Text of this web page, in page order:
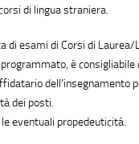
di lingua straniera.
di esami di Corsi di
è
dell'insegnamento
dei posti.
eventuali propedeuticità.